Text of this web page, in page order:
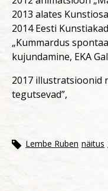
2013 alates
2014 Eesti
„Kummardus
kujundamine, EKA
2017 illustratsioonid
tegutsevad”,
Lembe Ruben näitus